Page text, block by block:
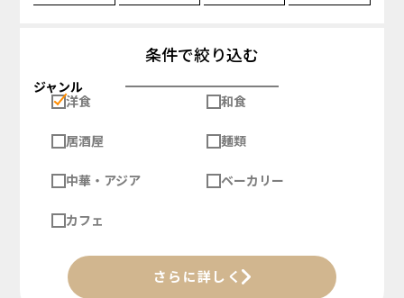
条件で絞り込む
ジャンル
洋食
和食
居酒屋 麺類
中華・アジア ベーカリー
カフェ
さらに詳しく